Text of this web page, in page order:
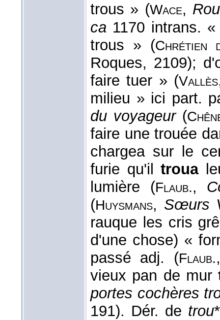
trous » (Wace, Rou
ca 1170 intrans.
trous » (Chrétien
Roques, 2109);
faire tuer » (Vallès
milieu » ici part.
du voyageur(
faire une trouée
chargea sur le
furie qu'iltroua
lumière (Flaub.,
(Huysmans, Sœurs
rauque les cris
d'une chose) «
passé adj. (Flaub.
vieux pan de mur
portes cochères
191). Dér. de trou